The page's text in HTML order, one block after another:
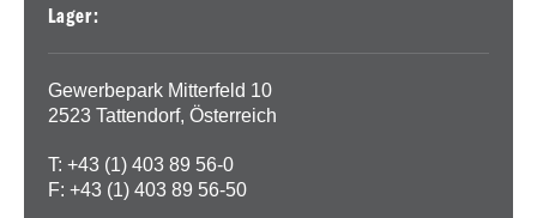
Lager:
Gewerbepark Mitterfeld 10
2523 Tattendorf, Österreich
T: +43 (1) 403 89 56-0
F: +43 (1) 403 89 56-50